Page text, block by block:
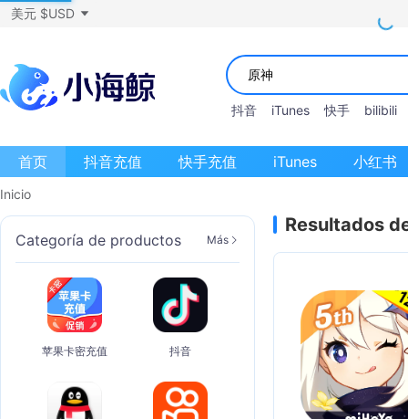
美元 $USD
抖音 iTunes 快手 bilibili
首页 抖音充值 快手充值 iTunes 小红书
Inicio
Categoría de productos Más
苹果卡密充值 抖音
Resultados